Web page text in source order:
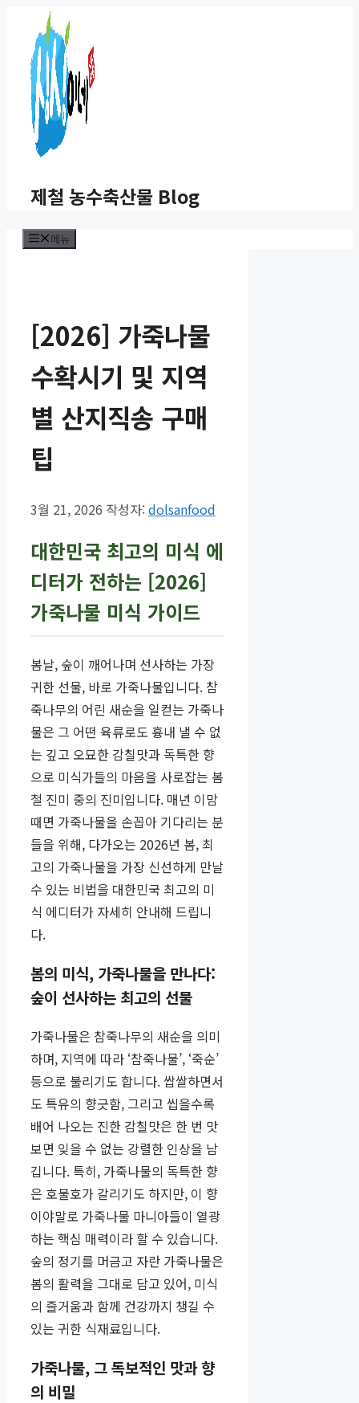
제철 농수축산물 Blog
메뉴
[2026] 가죽나물
수확시기 및 지역
별 산지직송 구매
팁
3월 21, 2026 작성자:dolsanfood
대한민국 최고의 미식 에
디터가 전하는 [2026]
가죽나물 미식 가이드
봄날, 숲이 깨어나며 선사하는 가장
귀한 선물, 바로 가죽나물입니다. 참
죽나무의 어린 새순을 일컫는 가죽나
물은 그 어떤 육류로도 흉내 낼 수 없
는 깊고 오묘한 감칠맛과 독특한 향
으로 미식가들의 마음을 사로잡는 봄
철 진미 중의 진미입니다. 매년 이맘
때면 가죽나물을 손꼽아 기다리는 분
들을 위해, 다가오는 2026년 봄, 최
고의 가죽나물을 가장 신선하게 만날
수 있는 비법을 대한민국 최고의 미
식 에디터가 자세히 안내해 드립니
다.
봄의 미식, 가죽나물을 만나다:
숲이 선사하는 최고의 선물
가죽나물은 참죽나무의 새순을 의미
하며, 지역에 따라 ‘참죽나물’, ‘죽순’
등으로 불리기도 합니다. 쌉쌀하면서
도 특유의 향긋함, 그리고 씹을수록
배어 나오는 진한 감칠맛은 한 번 맛
보면 잊을 수 없는 강렬한 인상을 남
깁니다. 특히, 가죽나물의 독특한 향
은 호불호가 갈리기도 하지만, 이 향
이야말로 가죽나물 마니아들이 열광
하는 핵심 매력이라 할 수 있습니다.
숲의 정기를 머금고 자란 가죽나물은
봄의 활력을 그대로 담고 있어, 미식
의 즐거움과 함께 건강까지 챙길 수
있는 귀한 식재료입니다.
가죽나물, 그 독보적인 맛과 향
의 비밀